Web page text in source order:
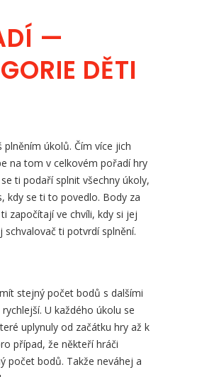
—
DĚTI
plněním úkolů. Čím více jich
na tom v celkovém pořadí hry
ti podaří splnit všechny úkoly,
kdy se ti to povedlo. Body za
započítají ve chvíli, kdy si jej
schvalovač ti potvrdí splnění.
stejný počet bodů s dalšími
U každého úkolu se
uplynuly od začátku hry až k
případ, že někteří hráči
počet bodů. Takže neváhej a